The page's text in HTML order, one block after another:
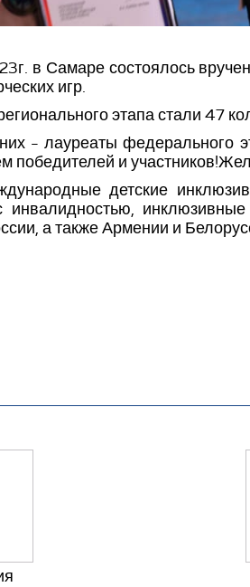
в Самаре состоялось
игр.
этапа стали 47
- лауреаты федерального
победителей и
детские
а также Армении и